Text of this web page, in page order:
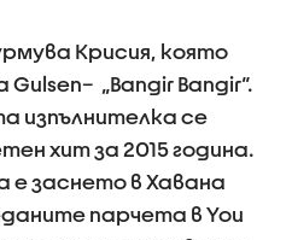
Крисия, която
„Bangir Bangir“.
изпълнителка се
хит за 2015 година.
е заснето в Хавана
парчета в You